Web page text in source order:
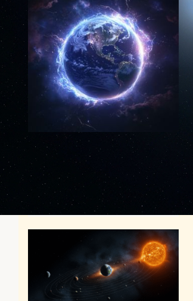
NASA、地球を取り巻く「両
極性電場」を発見 – 重力と並
ぶ第三の力場が大気進化の謎
を解明
スペーステクノロジーニュース
2025年3月28日9:39